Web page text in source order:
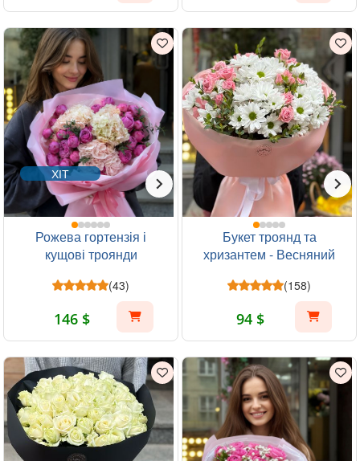
ХІТ
Рожева гортензія і
кущові троянди
(43)
146 $
Букет троянд та
хризантем - Весняний
(158)
94 $